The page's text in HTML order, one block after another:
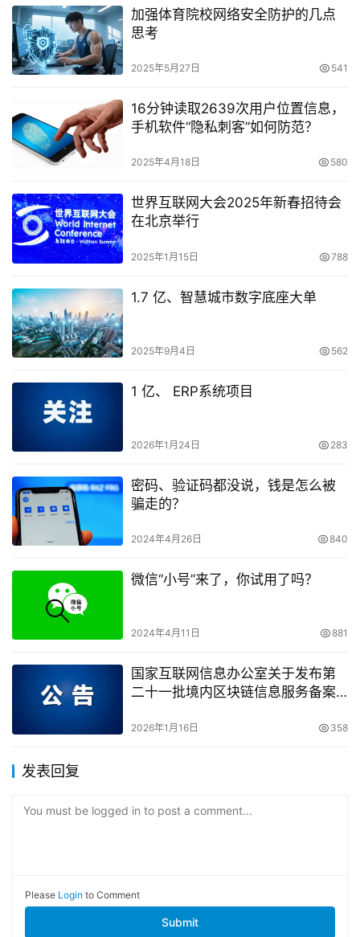
加强体育院校网络安全防护的几点
思考
2025年5月27日 541
16分钟读取2639次用户位置信息，
手机软件“隐私刺客”如何防范？
2025年4月18日 580
世界互联网大会2025年新春招待会
在北京举行
2025年1月15日 788
1.7 亿、智慧城市数字底座大单
2025年9月4日 562
1 亿、 ERP系统项目
2026年1月24日 283
密码、验证码都没说，钱是怎么被
骗走的？
2024年4月26日 840
微信“小号”来了，你试用了吗？
2024年4月11日 881
国家互联网信息办公室关于发布第
二十一批境内区块链信息服务备案
2026年1月16日 358
发表回复
You must be logged in to post a comment...
Please Login to Comment
Submit